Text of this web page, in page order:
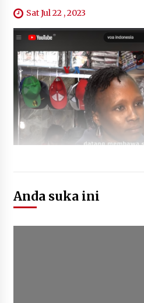
Penipuan Online
October 7,
Sat Jul 22 , 2023
Anda suka ini